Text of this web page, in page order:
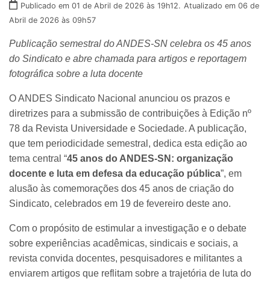
Publicado em 01 de Abril de 2026 às 19h12. Atualizado em 06 de
Abril de 2026 às 09h57
Publicação semestral do ANDES-SN celebra os 45 anos
do Sindicato e abre chamada para artigos e reportagem
fotográfica sobre a luta docente
O ANDES Sindicato Nacional anunciou os prazos e
diretrizes para a submissão de contribuições à Edição nº
78 da Revista Universidade e Sociedade. A publicação,
que tem periodicidade semestral, dedica esta edição ao
tema central “45 anos do ANDES-SN: organização
docente e luta em defesa da educação pública”, em
alusão às comemorações dos 45 anos de criação do
Sindicato, celebrados em 19 de fevereiro deste ano.
Com o propósito de estimular a investigação e o debate
sobre experiências acadêmicas, sindicais e sociais, a
revista convida docentes, pesquisadores e militantes a
enviarem artigos que reflitam sobre a trajetória de luta do